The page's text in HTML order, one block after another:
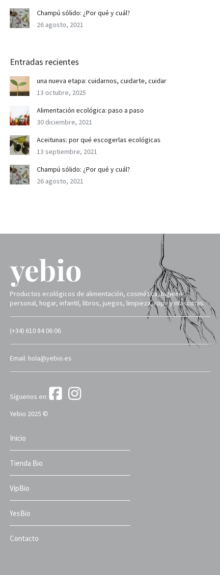
Champú sólido: ¿Por qué y cuál?
26 agosto, 2021
Entradas recientes
una nueva etapa: cuidarnos, cuidarte, cuidar
13 octubre, 2025
Alimentación ecológica: paso a paso
30 diciembre, 2021
Aceitunas: por qué escogerlas ecológicas
13 septiembre, 2021
Champú sólido: ¿Por qué y cuál?
26 agosto, 2021
Productos ecológicos de alimentación, cosmética, higiene
personal, hogar, infantil, libros, juegos, limpieza, ropa y mascotas.
(+34) 610 84 06 06
Email: hola@yebio.es
Síguenos en:
Yebio 2025 ©
Inicio
Tienda Bio
VipBio
YesBio
Contacto